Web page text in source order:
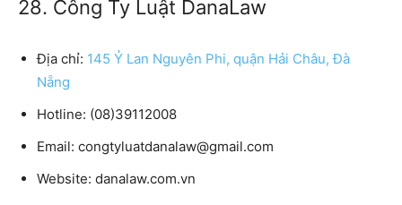
28. Công Ty Luật DanaLaw
Địa chỉ: 145 Ỷ Lan Nguyên Phi, quận Hải Châu, Đà
Nẵng
Hotline: (08)39112008
Email: congtyluatdanalaw@gmail.com
Website: danalaw.com.vn